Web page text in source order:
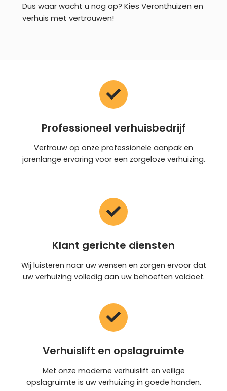
Dus waar wacht u nog op? Kies Veronthuizen en
verhuis met vertrouwen!
Professioneel verhuisbedrijf
Vertrouw op onze professionele aanpak en
jarenlange ervaring voor een zorgeloze verhuizing.
Klant gerichte diensten
Wij luisteren naar uw wensen en zorgen ervoor dat
uw verhuizing volledig aan uw behoeften voldoet.
Verhuislift en opslagruimte
Met onze moderne verhuislift en veilige
opslagruimte is uw verhuizing in goede handen.